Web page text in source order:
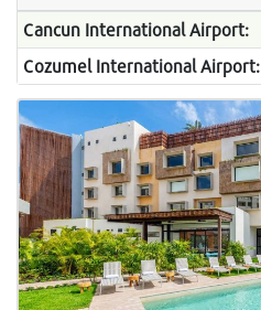
Cancun International Airport:
Cozumel International Airport: